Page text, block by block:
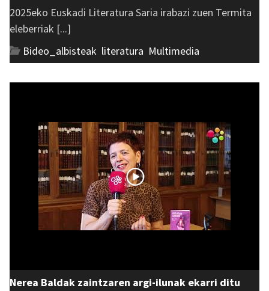
2025eko Euskadi Literatura Saria irabazi zuen Termita
eleberriak [...]
Bideo_albisteak literatura Multimedia
Nerea Baldak zaintzaren argi-ilunak ekarri ditu